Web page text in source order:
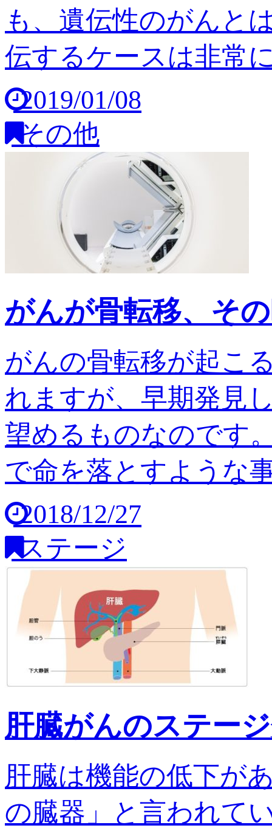
も、遺伝性のがんと
伝するケースは非常
2019/01/08
その他
がんが骨転移、そ
がんの骨転移が起こ
れますが、早期発見
望めるものなのです
で命を落とすような
2018/12/27
ステージ
肝臓がんのステー
肝臓は機能の低下が
の臓器」と言われて